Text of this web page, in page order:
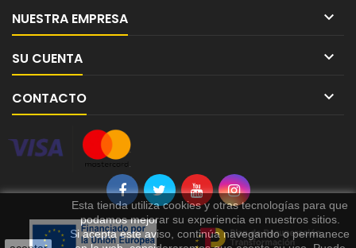
NUESTRA EMPRESA 
SU CUENTA 
CONTACTO 
Esta tienda utiliza cookies y otras tecnologías para que
podamos mejorar su experiencia en nuestros sitios.
Si acepta este aviso, continúa navegando o permanece